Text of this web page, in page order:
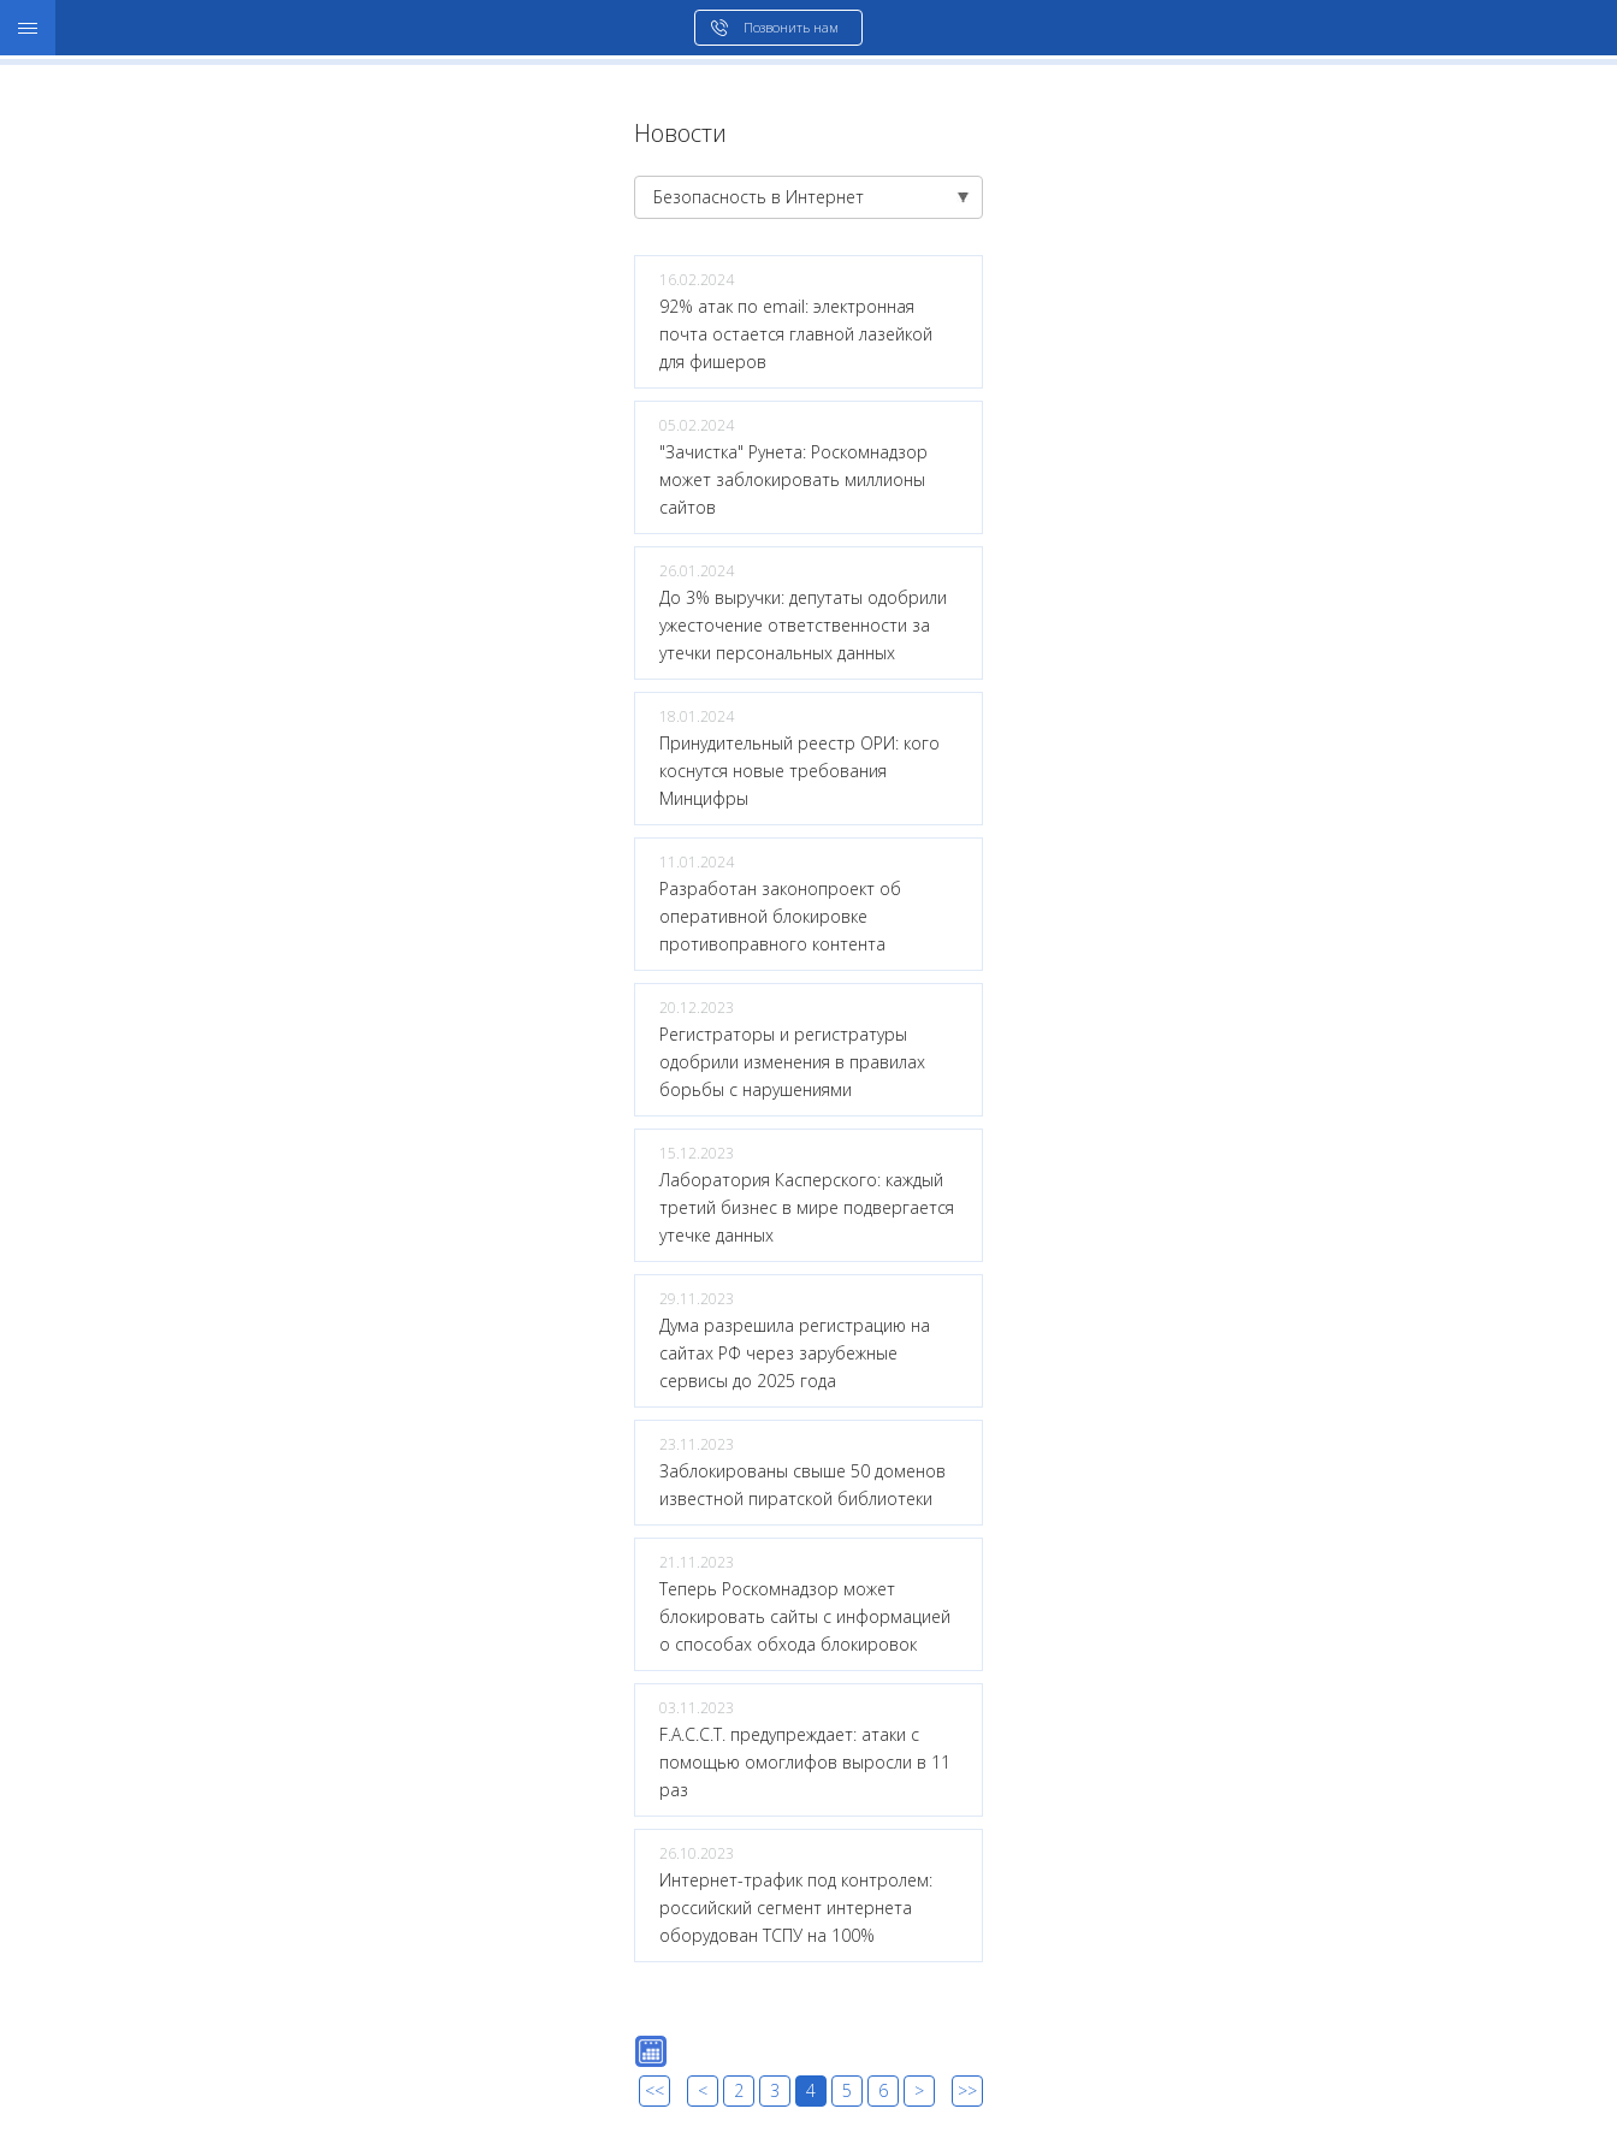
Позвонить нам
Новости
Безопасность в Интернет
16.02.2024
92% атак по email: электронная
почта остается главной лазейкой
для фишеров
05.02.2024
"Зачистка" Рунета: Роскомнадзор
может заблокировать миллионы
сайтов
26.01.2024
До 3% выручки: депутаты одобрили
ужесточение ответственности за
утечки персональных данных
18.01.2024
Принудительный реестр ОРИ: кого
коснутся новые требования
Минцифры
11.01.2024
Разработан законопроект об
оперативной блокировке
противоправного контента
20.12.2023
Регистраторы и регистратуры
одобрили изменения в правилах
борьбы с нарушениями
15.12.2023
Лаборатория Касперского: каждый
третий бизнес в мире подвергается
утечке данных
29.11.2023
Дума разрешила регистрацию на
сайтах РФ через зарубежные
сервисы до 2025 года
23.11.2023
Заблокированы свыше 50 доменов
известной пиратской библиотеки
21.11.2023
Теперь Роскомнадзор может
блокировать сайты с информацией
о способах обхода блокировок
03.11.2023
F.A.C.C.T. предупреждает: атаки с
помощью омоглифов выросли в 11
раз
26.10.2023
Интернет-трафик под контролем:
российский сегмент интернета
оборудован ТСПУ на 100%
<< < 2 3 4 5 6 > >>